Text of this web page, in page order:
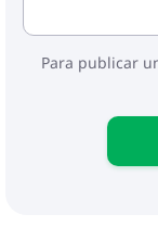
Para publicar